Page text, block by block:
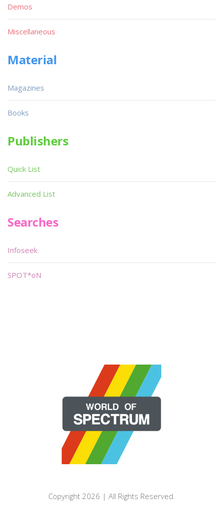
Demos
Miscellaneous
Material
Magazines
Books
Publishers
Quick List
Advanced List
Searches
Infoseek
SPOT*oN
Copyright 2026 | All Rights Reserved.